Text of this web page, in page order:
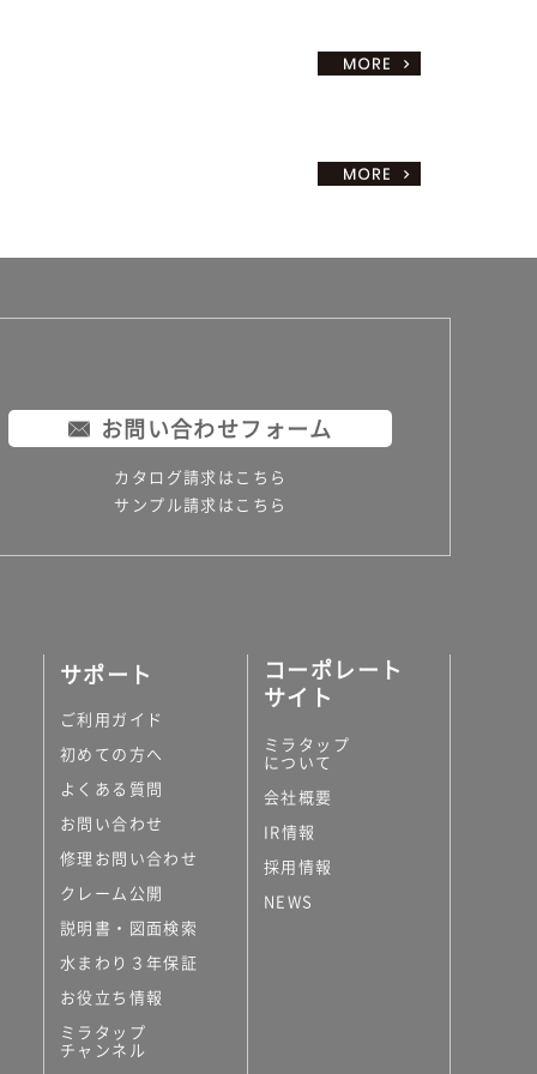
お問い合わせフォーム
カタログ請求はこちら
サンプル請求はこちら
サポート
ご利用ガイド
初めての方へ
よくある質問
お問い合わせ
修理お問い合わせ
クレーム公開
説明書・図面検索
水まわり３年保証
お役立ち情報
ミラタップ
チャンネル
コーポレート
サイト
ミラタップ
について
会社概要
IR情報
採用情報
NEWS